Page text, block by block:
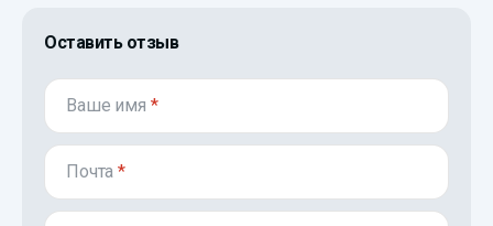
Оставить отзыв
Ваше имя *
Почта*